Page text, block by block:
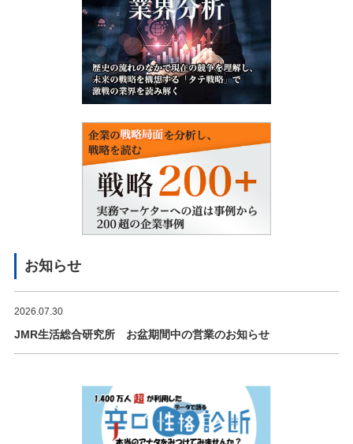
お知らせ
2026.07.30
JMR生活総合研究所 お盆期間中の営業のお知らせ